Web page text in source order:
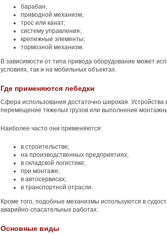
барабан;
приводной механизм;
трос или канат;
систему управления;
крепежные элементы;
тормозной механизм.
В зависимости от типа привода оборудование может
условиях, так и на мобильных объектах.
Где применяются лебедки
Сфера использования достаточно широкая. Устройства
перемещение тяжелых грузов или выполнение
Наиболее часто они применяются:
в строительстве;
на производственных предприятиях;
в складской логистике;
при монтаже;
в автосервисах;
в транспортной отрасли.
Кроме того, подобные механизмы используются в
аварийно-спасательных работах.
Основные виды